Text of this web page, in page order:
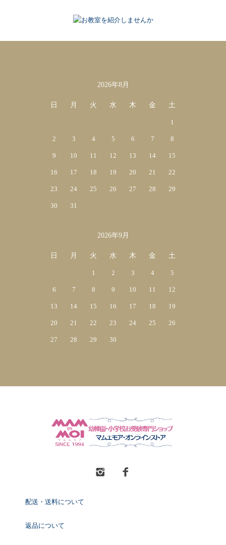
2026年8月
日 月 火 水 木 金 土
1
2 3 4 5 6 7 8
9 10 11 12 13 14 15
16 17 18 19 20 21 22
23 24 25 26 27 28 29
30 31
2026年9月
日 月 火 水 木 金 土
1 2 3 4 5
6 7 8 9 10 11 12
13 14 15 16 17 18 19
20 21 22 23 24 25 26
27 28 29 30
配送・送料について
返品について